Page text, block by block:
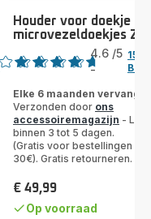
Houder voor doekje + 4
microvezeldoekjes
Beoordeling
4.6 /5
-
15
Elke 6 maanden
Verzonden door ons
accessoiremagazijn -
binnen 3 tot 5 dagen.
(Gratis voor bestellingen
30€). Gratis retourneren.
Prijs
€ 49,99
Op voorraad